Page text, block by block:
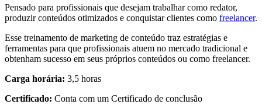
Pensado para profissionais que desejam trabalhar como redator,
produzir conteúdos otimizados e conquistar clientes como freelancer.
Esse treinamento de marketing de conteúdo traz estratégias e
ferramentas para que profissionais atuem no mercado tradicional e
obtenham sucesso em seus próprios conteúdos ou como freelancer.
Carga horária: 3,5 horas
Certificado: Conta com um Certificado de conclusão